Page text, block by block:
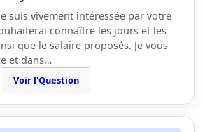
suis vivement intéressée par votre
connaître les jours et les
que le salaire proposés. Je vous
et dans…
Voir l'Question